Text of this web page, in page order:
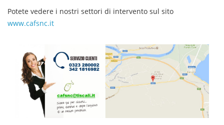
Potete vedere i nostri settori di intervento sul sito
www.cafsnc.it